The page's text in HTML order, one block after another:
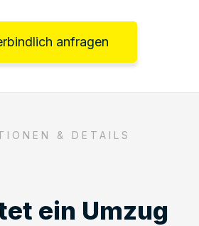
anfragen
& DETAILS
ein Umzug